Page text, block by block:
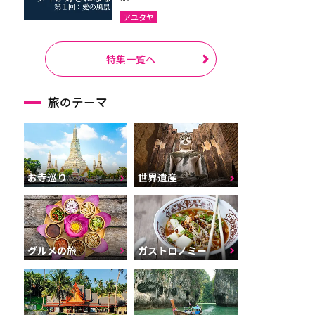
アユタヤ
特集一覧へ
旅のテーマ
お寺巡り 世界遺産
グルメの旅 ガストロノミー